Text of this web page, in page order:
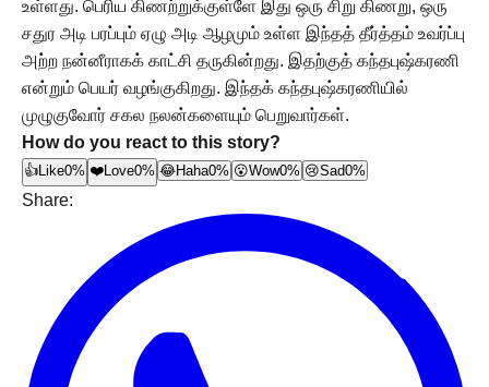
உள்ளது. பெரிய கிணற்றுக்குள்ளே இது ஒரு சிறு கிணறு, ஒரு
சதுர அடி பரப்பும் ஏழு அடி ஆழமும் உள்ள இந்தத் தீர்த்தம் உவர்ப்பு
அற்ற நன்னீராகக் காட்சி தருகின்றது. இதற்குத் கந்தபுஷ்கரணி
என்றும் பெயர் வழங்குகிறது. இந்தக் கந்தபுஷ்கரணியில்
முழுகுவோர் சகல நலன்களையும் பெறுவார்கள்.
How do you react to this story?
👍Like0% ❤️Love0% 😂Haha0% 😮Wow0% 😢Sad0%
Share: